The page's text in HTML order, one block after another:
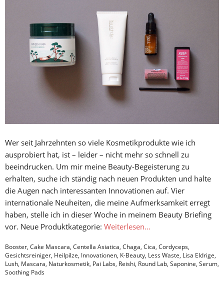
Wer seit Jahrzehnten so viele Kosmetikprodukte wie ich
ausprobiert hat, ist – leider – nicht mehr so schnell zu
beeindrucken. Um mir meine Beauty-Begeisterung zu
erhalten, suche ich ständig nach neuen Produkten und halte
die Augen nach interessanten Innovationen auf. Vier
internationale Neuheiten, die meine Aufmerksamkeit erregt
haben, stelle ich in dieser Woche in meinem Beauty Briefing
vor. Neue Produktkategorie: Weiterlesen…
Booster, Cake Mascara, Centella Asiatica, Chaga, Cica, Cordyceps,
Gesichtsreiniger, Heilpilze, Innovationen, K-Beauty, Less Waste, Lisa Eldrige,
Lush, Mascara, Naturkosmetik, Pai Labs, Reishi, Round Lab, Saponine, Serum,
Soothing Pads